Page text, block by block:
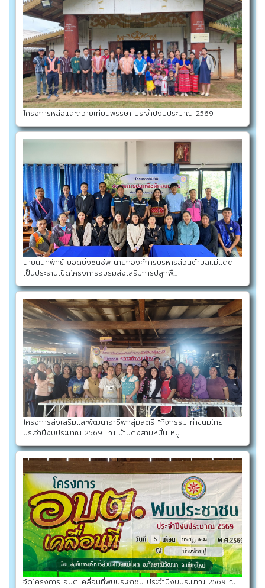
โครงการหล่อและถวายเทียนพรรษา ประจำปีงบประมาณ 2569
นายนันทพัทธ์ ยอดยิ่งชนชีพ นายกองค์การบริหารส่วนตำบลแม่แดด
เป็นประธานเปิดโครงการอบรมส่งเสริมการปลูกพื...
โครงการส่งเสริมและพัฒนาอาชีพกลุ่มสตรี "กิจกรรม ทำขนมไทย"
ประจำปีงบประมาณ 2569 ณ บ้านดงสามหมื่น หมู่...
จัดโครงการ อบต.เคลื่อนที่พบประชาชน ประจำปีงบประมาณ 2569 ณ